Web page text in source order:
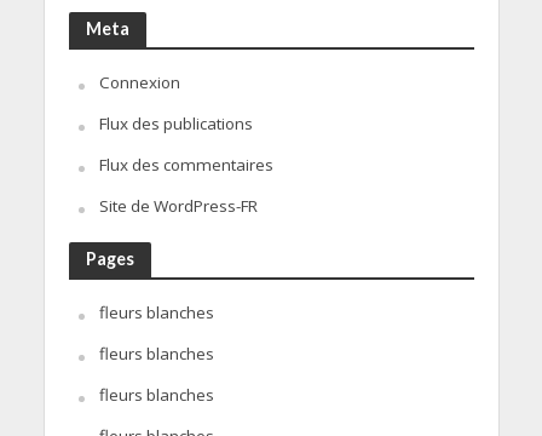
Meta
Connexion
Flux des publications
Flux des commentaires
Site de WordPress-FR
Pages
fleurs blanches
fleurs blanches
fleurs blanches